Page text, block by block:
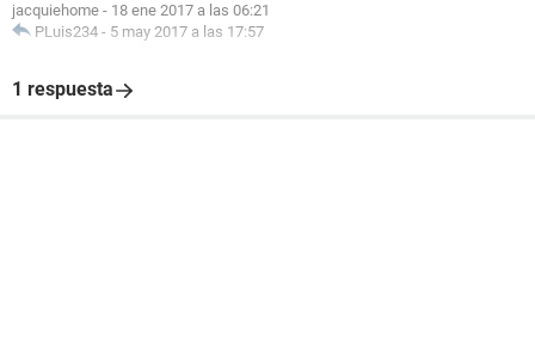
jacquiehome - 18 ene 2017 a las 06:21
PLuis234 - 5 may 2017 a las 17:57
1 respuesta